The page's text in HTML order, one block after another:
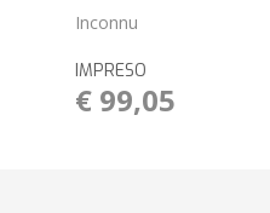
Inconnu
IMPRESO
€ 99,05